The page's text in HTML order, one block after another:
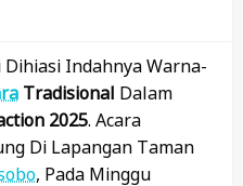
Dihiasi Indahnya Warna-
Tradisional Dalam
2025. Acara
Di Lapangan Taman
, Pada Minggu